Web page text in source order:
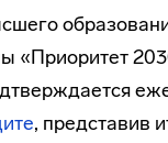
«Приоритет
, представив